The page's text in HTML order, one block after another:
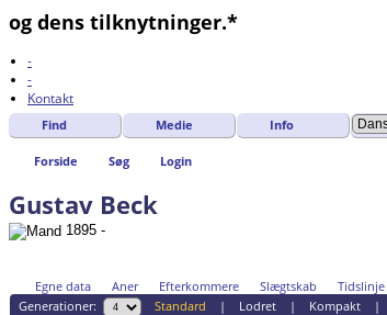
og dens tilknytninger.*
-
-
Kontakt
Find Medie Info
Forside Søg Login
Gustav Beck
1895 -
Egne data Aner Efterkommere Slægtskab Tidslinje
Generationer:
Standard | Lodret| Kompakt|